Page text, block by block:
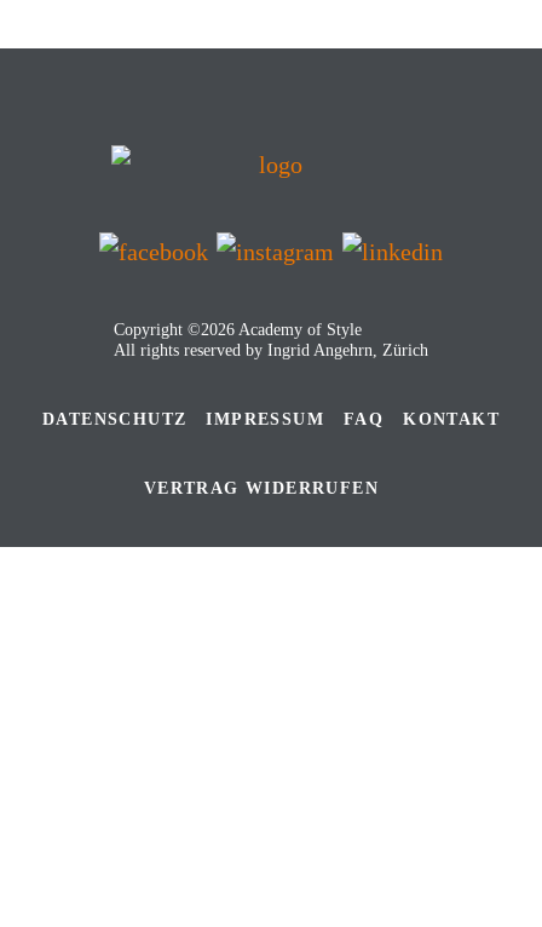
Copyright ©2026 Academy of Style
All rights reserved by Ingrid Angehrn, Zürich
DATENSCHUTZ IMPRESSUM FAQ KONTAKT
VERTRAG WIDERRUFEN